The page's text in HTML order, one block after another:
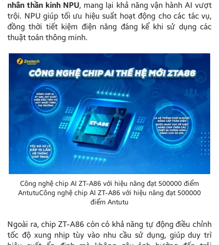
nhân thần kinh NPU, mang lại khả năng vận hành AI vượt
trội. NPU giúp tối ưu hiệu suất hoạt động cho các tác vụ,
đồng thời tiết kiệm điện năng đáng kể khi sử dụng các
thuật toán thông minh.
Công nghệ chip AI ZT-A86 với hiệu năng đạt 500000 điểm
AntutuCông nghệ chip AI ZT-A86 với hiệu năng đạt 500000
điểm Antutu
Ngoài ra, chip ZT-A86 còn có khả năng tự động điều chỉnh
tốc độ xung nhịp tùy vào nhu cầu sử dụng, giúp duy trì